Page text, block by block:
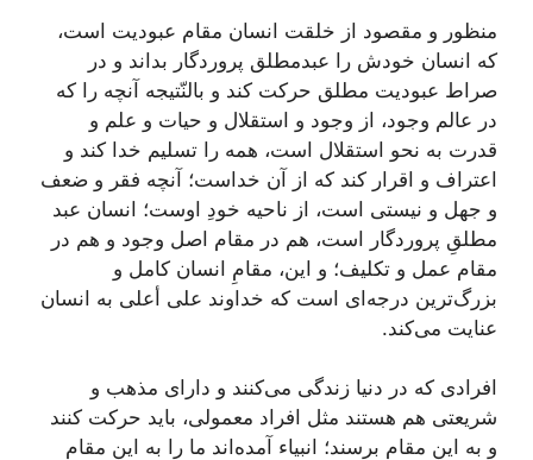
منظور و مقصود از خلقت انسان مقام عبودیت است،
كه انسان خودش را عبدمطلق پروردگار بداند و در
صراط عبودیت مطلق حركت كند و بالنّتیجه آنچه را كه
در عالم وجود، از وجود و استقلال و حیات و علم و
قدرت به نحو استقلال است، همه را تسلیم خدا كند و
اعتراف و اقرار كند كه از آن خداست؛ آنچه فقر و ضعف
و جهل و نیستی است، از ناحیه خودِ اوست؛ انسان عبد
مطلقِ پروردگار است، هم در مقام اصل وجود و هم در
مقام عمل و تكلیف؛ و این، مقامِ انسان كامل و
بزرگ‌ترین درجه‌ای است كه خداوند علی أعلی به انسان
عنایت می‌كند.
افرادی كه در دنیا زندگی می‌كنند و دارای مذهب و
شریعتی هم هستند مثل افراد معمولی، باید حركت كنند
و به این مقام برسند؛ انبیاء آمده‌اند ما را به این مقام